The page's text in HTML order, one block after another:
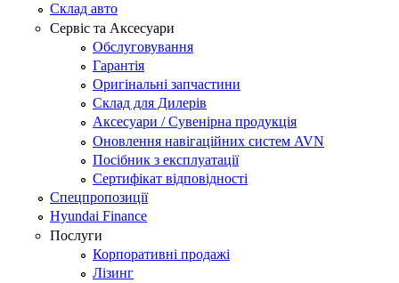
Склад авто
Сервіс та Аксесуари
Обслуговування
Гарантія
Оригінальні запчастини
Склад для Дилерів
Аксесуари / Сувенірна продукція
Оновлення навігаційних систем AVN
Посібник з експлуатації
Сертифікат відповідності
Спецпропозиції
Hyundai Finance
Послуги
Корпоративні продажі
Лізинг